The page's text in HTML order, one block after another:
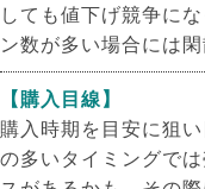
しても値下げ競争に
ン数が多い場合には
【購入目線】
購入時期を目安に狙
の多いタイミングで